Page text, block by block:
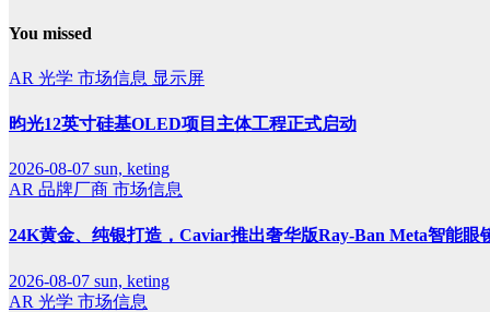
You missed
AR 光学 市场信息 显示屏
昀光12英寸硅基OLED项目主体工程正式启动
2026-08-07 sun, keting
AR 品牌厂商 市场信息
24K黄金、纯银打造，Caviar推出奢华版Ray-Ban Meta智能眼
2026-08-07 sun, keting
AR 光学 市场信息